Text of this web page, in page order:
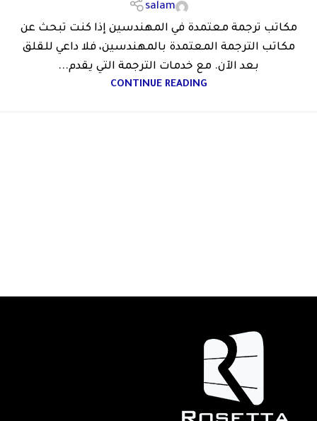
salam
مكاتب ترجمة معتمدة في المهندسين إذا كنت تبحث عن
مكاتب الترجمة المعتمدة بالمهندسين، فلا داعي للقلق
بعد الآن. مع خدمات الترجمة التي يقدم...
CONTINUE READING